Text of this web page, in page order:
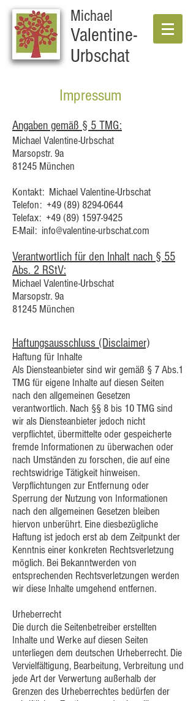
Michael
Valentine-
Urbschat
Angaben gemäß § 5 TMG:
Michael Valentine-Urbschat
Marsopstr. 9a
81245 München
Kontakt: Michael Valentine-Urbschat
Telefon: +49 (89) 8294-0644
Telefax: +49 (89) 1597-9425
E-Mail: info@valentine-urbschat.com
Verantwortlich für den Inhalt nach § 55
Abs. 2 RStV:
Michael Valentine-Urbschat
Marsopstr. 9a
81245 München
Haftungsausschluss (Disclaimer)
Haftung für Inhalte
Als Diensteanbieter sind wir gemäß § 7 Abs.1
TMG für eigene Inhalte auf diesen Seiten
nach den allgemeinen Gesetzen
verantwortlich. Nach §§ 8 bis 10 TMG sind
wir als Diensteanbieter jedoch nicht
verpflichtet, übermittelte oder gespeicherte
fremde Informationen zu überwachen oder
nach Umständen zu forschen, die auf eine
rechtswidrige Tätigkeit hinweisen.
Verpflichtungen zur Entfernung oder
Sperrung der Nutzung von Informationen
nach den allgemeinen Gesetzen bleiben
hiervon unberührt. Eine diesbezügliche
Haftung ist jedoch erst ab dem Zeitpunkt der
Kenntnis einer konkreten Rechtsverletzung
möglich. Bei Bekanntwerden von
entsprechenden Rechtsverletzungen werden
wir diese Inhalte umgehend entfernen.
Urheberrecht
Die durch die Seitenbetreiber erstellten
Inhalte und Werke auf diesen Seiten
unterliegen dem deutschen Urheberrecht. Die
Vervielfältigung, Bearbeitung, Verbreitung und
jede Art der Verwertung außerhalb der
Grenzen des Urheberrechtes bedürfen der
Impressum